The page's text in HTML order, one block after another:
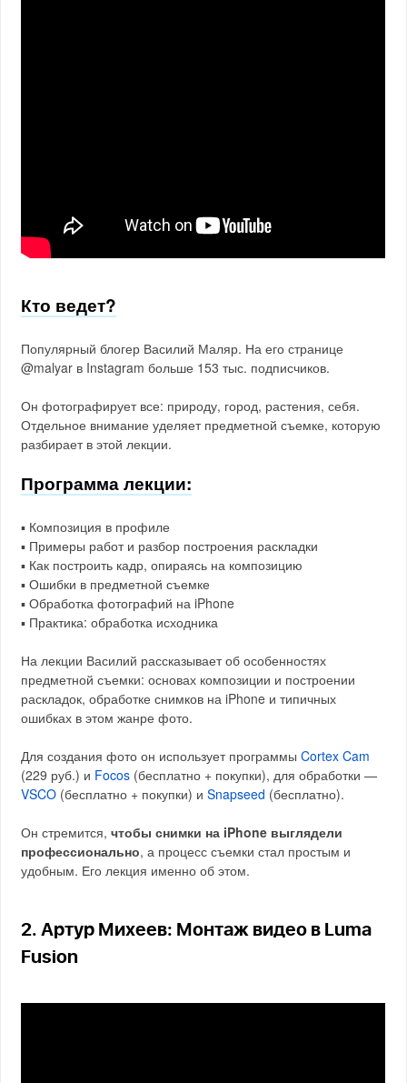
Кто ведет?
Популярный блогер Василий Маляр. На его странице
@malyar в Instagram больше 153 тыс. подписчиков.
Он фотографирует все: природу, город, растения, себя.
Отдельное внимание уделяет предметной съемке, которую
разбирает в этой лекции.
Программа лекции:
▪️ Композиция в профиле
▪️ Примеры работ и разбор построения раскладки
▪️ Как построить кадр, опираясь на композицию
▪️ Ошибки в предметной съемке
▪️ Обработка фотографий на iPhone
▪️ Практика: обработка исходника
На лекции Василий рассказывает об особенностях
предметной съемки: основах композиции и построении
раскладок, обработке снимков на iPhone и типичных
ошибках в этом жанре фото.
Для создания фото он использует программыCortex Cam
(229 руб.) и Focos (бесплатно + покупки), для обработки —
VSCO (бесплатно + покупки) иSnapseed (бесплатно).
Он стремится,чтобы снимки на iPhone выглядели
профессионально, а процесс съемки стал простым и
удобным. Его лекция именно об этом.
2. Артур Михеев: Монтаж видео в Luma
Fusion